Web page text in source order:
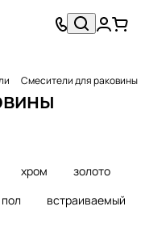
Смесители для раковины
хром золото
встраиваемый